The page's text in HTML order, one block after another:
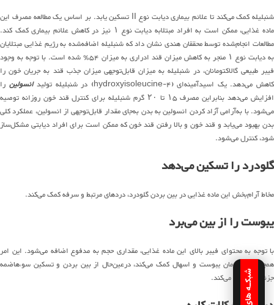
شنبلیله کمک می‌کند تا علائم بیماری دیابت نوع II تسکین یابد. بر اساس یک مطالعه مصرف این
ماده غذایی، ممکن است به افراد مبتلابه دیابت نوع ۱ نیز در کاهش علائم بیماری کمک کند.
مطالعات انجام‌شده توسط محققان هندی نشان داد که شنبلیله اضافه‌شده به رژیم غذایی مبتلایان
به دیابت نوع ۱ منجر به کاهش میزان قند ادراری به میزان ۵۴٪ شده است. با توجه به وجود
فیبر طبیعی گالاکتومانان، در شنبلیله به میزان قابل‌توجهی میزان جذب قند به جریان خون را
کاهش می‌دهد. یک اسیدآمینه‌ای (۴-hydroxyisoleucine) در شنبلیله تولید
انسولین را
افزایش می‌دهد بنابراین مصرف ۱۵ تا ۲۰ گرم شنبلیله برای کنترل قند خون روزانه توصیه
می‌شود. با به‌آرامی آزاد کردن انسولین به بدن به‌جای مقدار قابل‌توجهی از انسولین، عملکرد کلی
بدن بهبود می‌یابد و قند خون و بالا رفتن قند خون که ممکن است برای افراد دیابتی مشکل‌ساز
شود، کنترل می‌شود.
گلودرد را تسکین می‌دهد
مخاط آرام‌بخش این ماده غذایی در بین بردن گلودرد، دردهای مرتبط و سرفه کمک می‌کند.
یبوست را از بین می‌برد
با توجه به محتوای فیبر بالای این ماده غذایی، مقداری حجم به مدفوع اضافه می‌شود. این امر
همچنین در درمان یبوست و اسهال کمک می‌کند، درعین‌حال از بین بردن و تسکین سوءهاضمه
جزئی نیز کمک می‌کند.